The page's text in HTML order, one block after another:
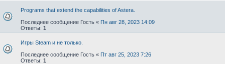
Programs that extend the capabilities of Astera.
Последнее сообщение Гость « Пн авг 28, 2023 14:09
Ответы: 1
Игры Steam и не только.
Последнее сообщение Гость « Пт авг 25, 2023 7:26
Ответы: 1